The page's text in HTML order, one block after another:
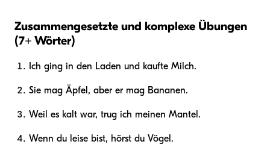
Zusammengesetzte und komplexe Übungen
(7+ Wörter)
Ich ging in den Laden und kaufte Milch.
Sie mag Äpfel, aber er mag Bananen.
Weil es kalt war, trug ich meinen Mantel.
Wenn du leise bist, hörst du Vögel.